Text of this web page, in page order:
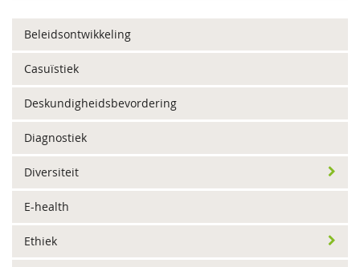
Beleidsontwikkeling
Casuïstiek
Deskundigheidsbevordering
Diagnostiek
Diversiteit
E-health
Ethiek